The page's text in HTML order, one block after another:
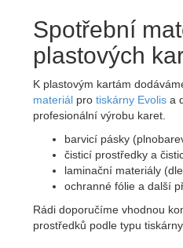
Spotřební
plastových
K plastovým kartám
materiál pro tiskárny Evolis a
profesionální výrobu karet.
barvicí pásky
čisticí prostředky a
laminační materiály
ochranné fólie a další
Rádi doporučíme vhodnou
prostředků podle typu